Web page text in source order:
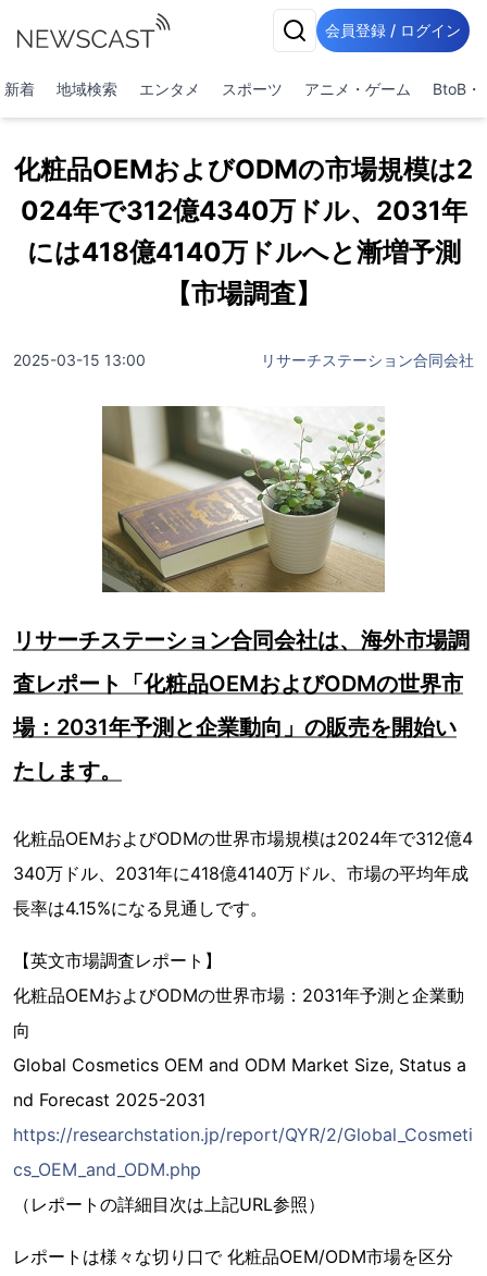
会員登録 / ログイン
新着 地域検索 エンタメ スポーツ アニメ・ゲーム BtoB・
化粧品OEMおよびODMの市場規模は2
024年で312億4340万ドル、2031年
には418億4140万ドルへと漸増予測
【市場調査】
2025-03-15 13:00 リサーチステーション合同会社
リサーチステーション合同会社は、海外市場調
査レポート「化粧品OEMおよびODMの世界市
場：2031年予測と企業動向」の販売を開始い
たします。
化粧品OEMおよびODMの世界市場規模は2024年で312億4
340万ドル、2031年に418億4140万ドル、市場の平均年成
長率は4.15%になる見通しです。
【英文市場調査レポート】
化粧品OEMおよびODMの世界市場：2031年予測と企業動
向
Global Cosmetics OEM and ODM Market Size, Status a
nd Forecast 2025-2031
https://researchstation.jp/report/QYR/2/Global_Cosmeti
cs_OEM_and_ODM.php
（レポートの詳細目次は上記URL参照）
レポートは様々な切り口で 化粧品OEM/ODM市場を区分